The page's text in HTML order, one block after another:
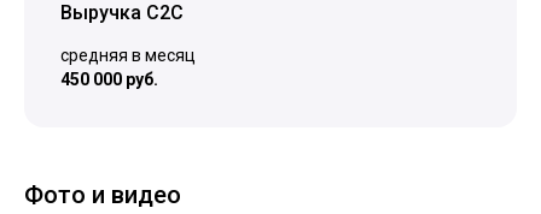
Выручка C2C
средняя в месяц
450 000 руб.
Фото и видео